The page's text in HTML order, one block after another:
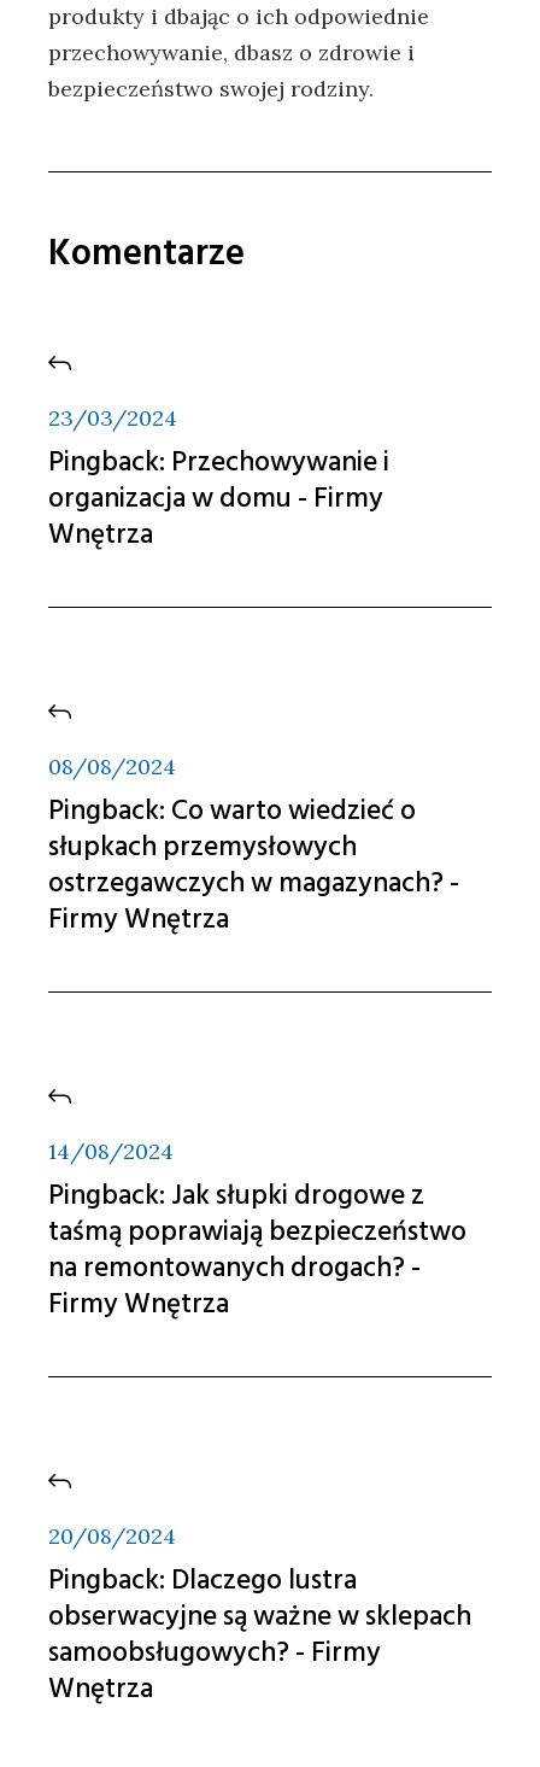
produkty i dbając o ich odpowiednie
przechowywanie, dbasz o zdrowie i
bezpieczeństwo swojej rodziny.
Komentarze
23/03/2024
Pingback: Przechowywanie i
organizacja w domu - Firmy
Wnętrza
08/08/2024
Pingback:Co warto wiedzieć o
słupkach przemysłowych
ostrzegawczych w magazynach? -
Firmy Wnętrza
14/08/2024
Pingback:Jak słupki drogowe z
taśmą poprawiają bezpieczeństwo
na remontowanych drogach? -
Firmy Wnętrza
20/08/2024
Pingback: Dlaczego lustra
obserwacyjne są ważne w sklepach
samoobsługowych? - Firmy
Wnętrza